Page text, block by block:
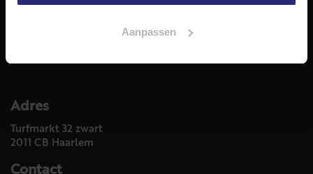
Aanpassen
Aankoop
Meer informatie over
Adres
Turfmarkt 32 zwart
2011 CB Haarlem
Contact